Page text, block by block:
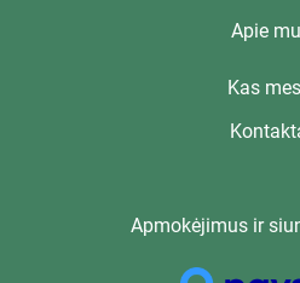
Apie
Kas
Apmokėjimus ir